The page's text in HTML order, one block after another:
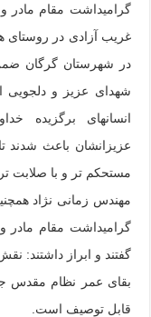
گرامیداشت مقام مادر
غریب آزادی در روستای
در شهرستان گرگان
شهدای عزیز و دلجویی
انسانهای برگزیده
عزیزانشان باعث شدند
مستحکم تر و با صلابت تر
مهندس زمانی نژاد
گرامیداشت مقام مادر
گفتند و ابراز داشتند:
بقای عمر نظام مقدس
قابل توصیف است.